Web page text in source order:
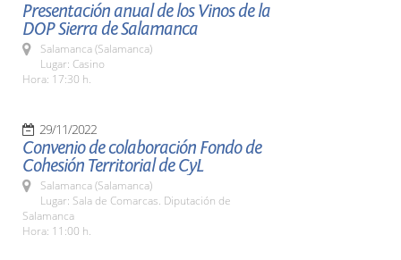
Presentación anual de los Vinos de la
DOP Sierra de Salamanca
Salamanca (Salamanca)
Lugar: Casino
Hora: 17:30 h.
29/11/2022
Convenio de colaboración Fondo de
Cohesión Territorial de CyL
Salamanca (Salamanca)
Lugar: Sala de Comarcas. Diputación de
Salamanca
Hora: 11:00 h.